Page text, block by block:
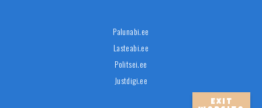
Palunabi.ee
Lasteabi.ee
Politsei.ee
Justdigi.ee
Exit